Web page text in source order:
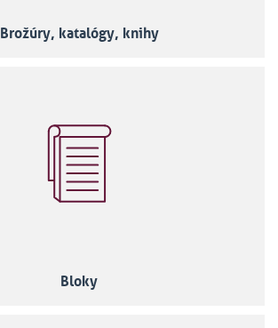
Brožúry, katalógy, knihy
Bloky